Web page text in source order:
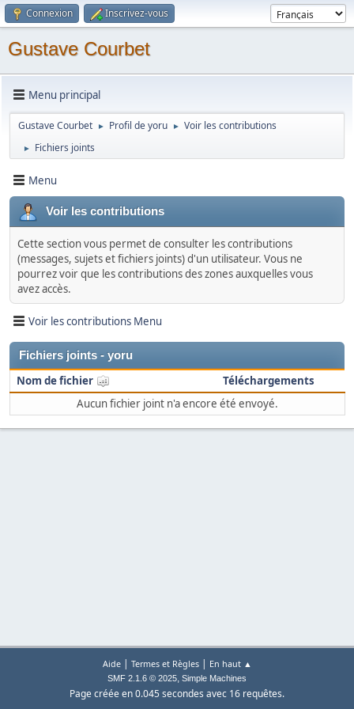
Connexion Inscrivez-vous
Gustave Courbet
Menu principal
Gustave Courbet ► Profil de yoru ► Voir les contributions
► Fichiers joints
Menu
Voir les contributions
Cette section vous permet de consulter les contributions
(messages, sujets et fichiers joints) d'un utilisateur. Vous ne
pourrez voir que les contributions des zones auxquelles vous
avez accès.
Voir les contributions Menu
Fichiers joints - yoru
Nom de fichier
Téléchargements
Aucun fichier joint n'a encore été envoyé.
Aide| Termes et Règles| En haut ▲
SMF 2.1.6 © 2025, Simple Machines
Page créée en 0.045 secondes avec 16 requêtes.